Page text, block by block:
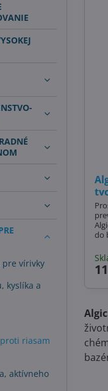
do
Obsahuje
pre vírivky
kyslíka a
riasam
aktívneho